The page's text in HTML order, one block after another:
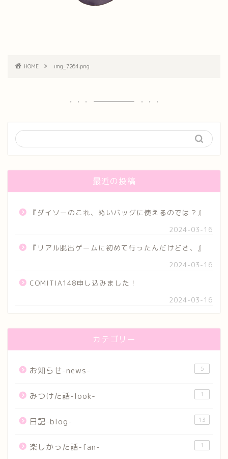
HOME img_7264.png
最近の投稿
『ダイソーのこれ、ぬいバッグに使えるのでは？』
2024-03-16
『リアル脱出ゲームに初めて行ったんだけどさ、』
2024-03-16
COMITIA148申し込みました！
2024-03-16
カテゴリー
お知らせ-news- 5
みつけた話-look- 1
日記-blog- 13
楽しかった話-fan- 1